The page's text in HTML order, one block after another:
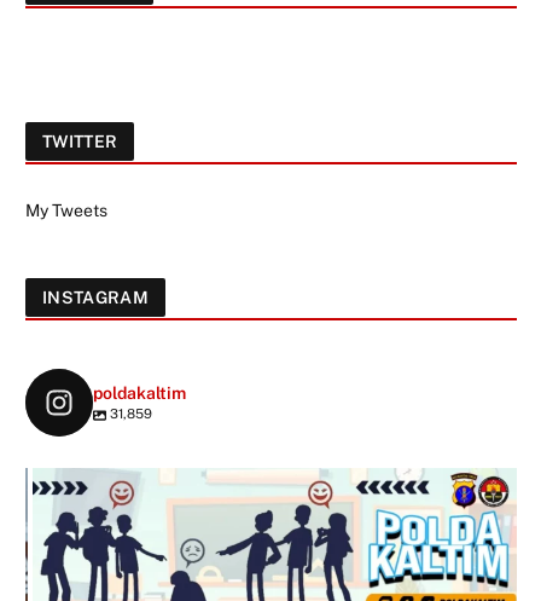
TWITTER
My Tweets
INSTAGRAM
poldakaltim
31,859